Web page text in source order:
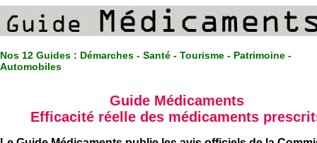
Nos 12 Guides : Démarches - Santé - Tourisme - Patrimoine -
Automobiles
Guide Médicaments
Efficacité réelle des médicaments